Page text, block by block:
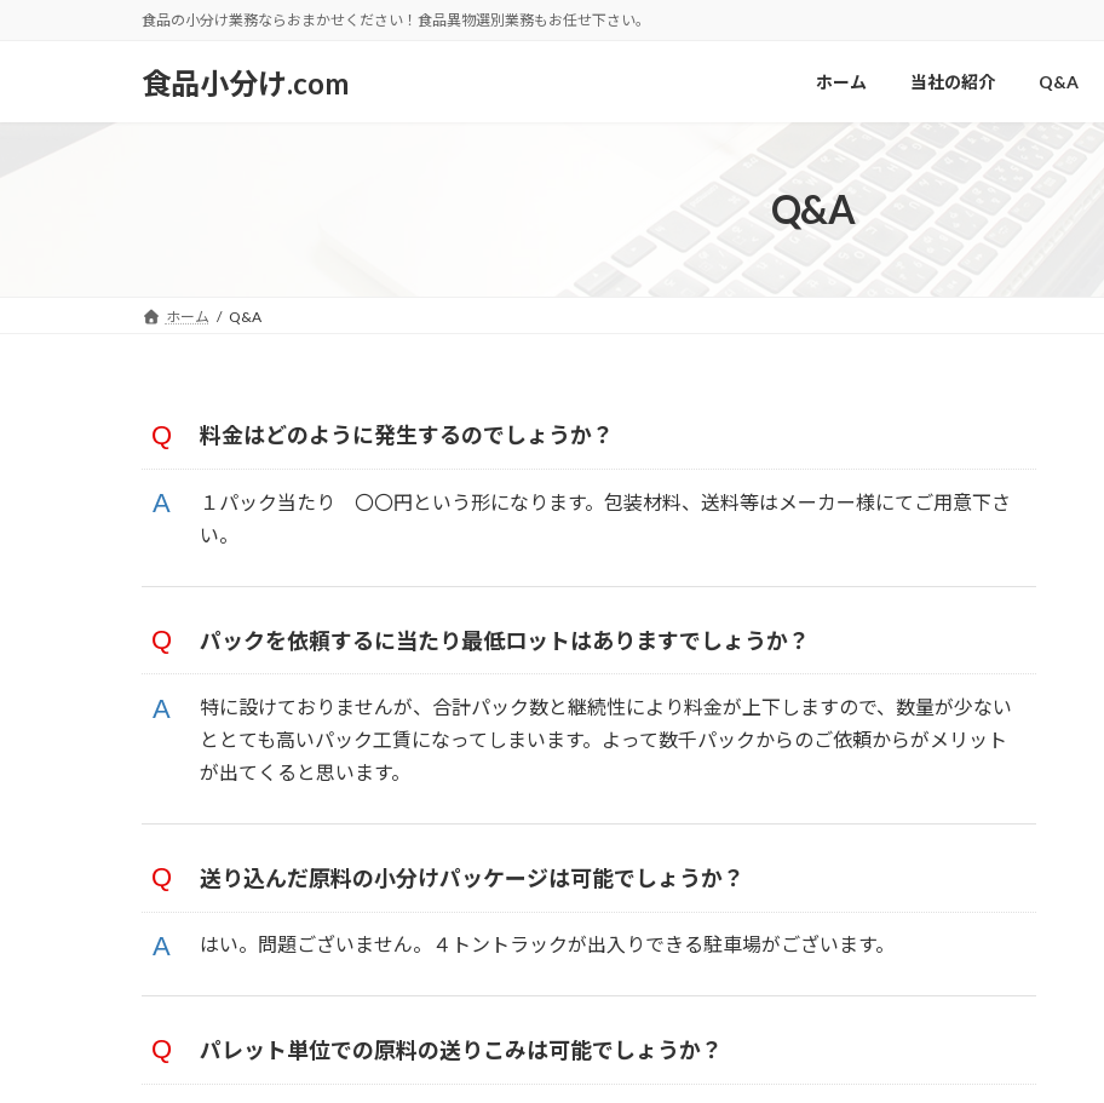
ツ
シ
食品の小分け業務ならおまかせください！食品異物選別業務もお任せ下さい。
食品小分け.com ホーム 当社の紹介 Q&A
Q&A
ホーム Q&A
料金はどのように発生するのでしょうか？
１パック当たり 〇〇円という形になります。包装材料、送料等はメーカー様にてご用意下さ
い。
パックを依頼するに当たり最低ロットはありますでしょうか？
特に設けておりませんが、合計パック数と継続性により料金が上下しますので、数量が少ない
ととても高いパック工賃になってしまいます。よって数千パックからのご依頼からがメリット
が出てくると思います。
送り込んだ原料の小分けパッケージは可能でしょうか？
はい。問題ございません。４トントラックが出入りできる駐車場がございます。
パレット単位での原料の送りこみは可能でしょうか？